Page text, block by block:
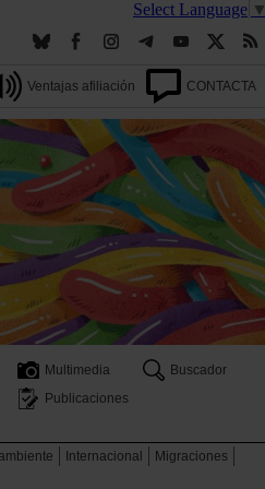
Select Language ▼
Ventajas afiliación CONTACTA
Multimedia
Buscador
Publicaciones
Internacional
Migraciones